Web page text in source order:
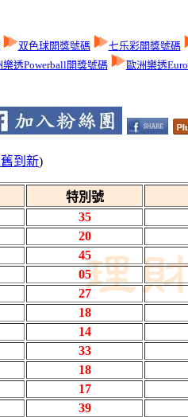
双色球開獎號碼 七乐彩開獎號碼
樂透Powerball開獎號碼 歐洲樂透
到新)
特別號
35
20
45
05
27
18
14
33
18
17
39